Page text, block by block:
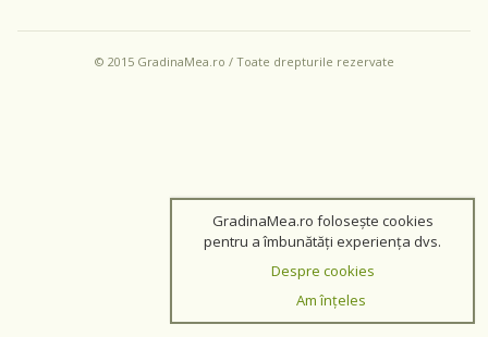
© 2015 GradinaMea.ro / Toate drepturile rezervate
GradinaMea.ro folosește cookies
pentru a îmbunătăți experiența dvs.
Despre cookies
Am înțeles